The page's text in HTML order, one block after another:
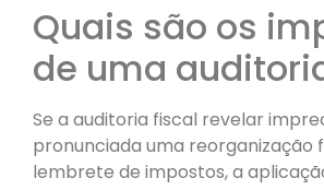
Quais são os
de uma
Se a auditoria fiscal revelar
pronunciada uma reorganização
lembrete de impostos, a